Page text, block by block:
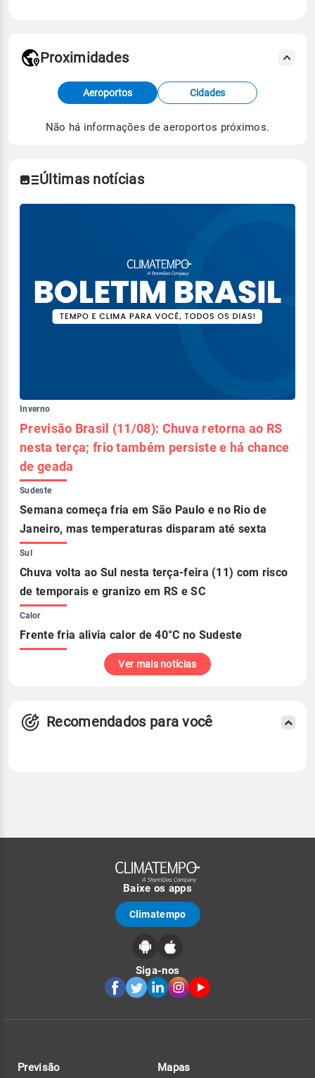
Fonte: dados combinados de estações
meteorológicas e satélite do Centro de Previsão
de Tempo e Estudos Climáticos (CPTEC).
Proximidades
Aeroportos Cidades
Não há informações de aeroportos próximos.
Últimas notícias
Inverno
Previsão Brasil (11/08): Chuva retorna ao RS
nesta terça; frio também persiste e há chance
de geada
Sudeste
Semana começa fria em São Paulo e no Rio de
Janeiro, mas temperaturas disparam até sexta
Sul
Chuva volta ao Sul nesta terça-feira (11) com risco
de temporais e granizo em RS e SC
Calor
Frente fria alivia calor de 40°C no Sudeste
Ver mais notícias
Recomendados para você
Baixe os apps
Climatempo
Siga-nos
Previsão Mapas